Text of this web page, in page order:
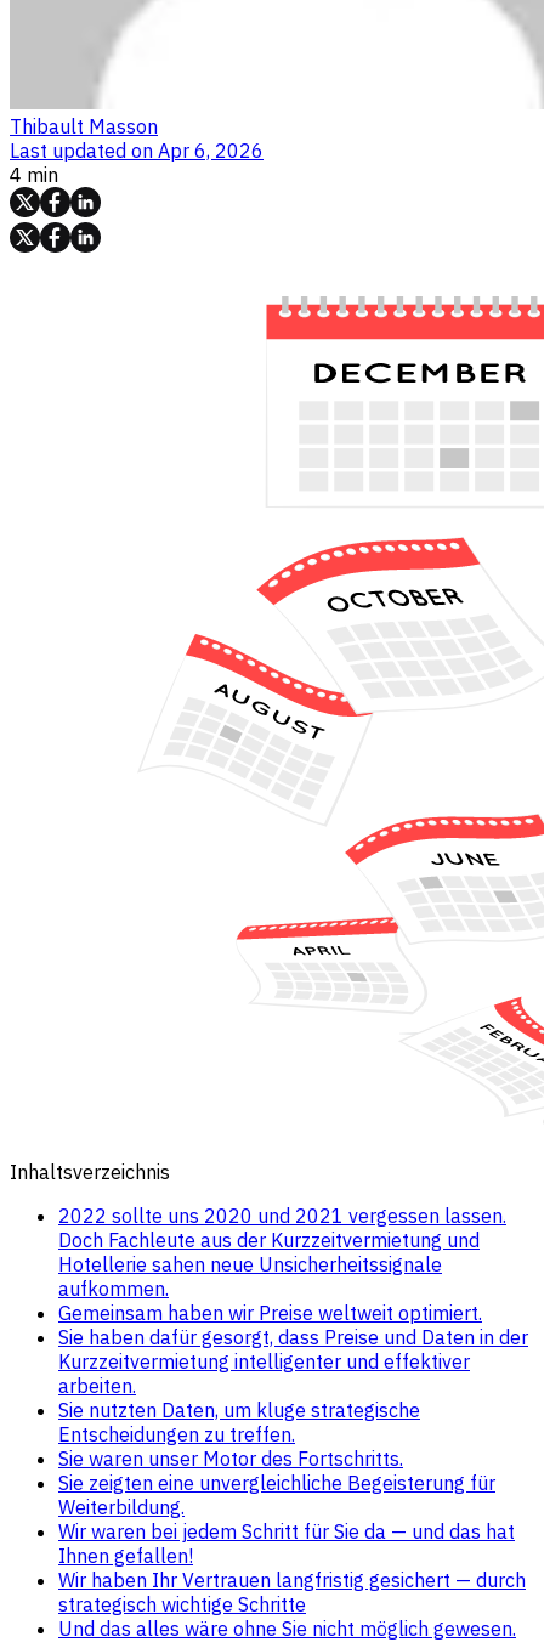
Thibault Masson
Last updated on Apr 6, 2026
4 min
Inhaltsverzeichnis
2022 sollte uns 2020 und 2021 vergessen lassen.
Doch Fachleute aus der Kurzzeitvermietung und
Hotellerie sahen neue Unsicherheitssignale
aufkommen.
Gemeinsam haben wir Preise weltweit optimiert.
Sie haben dafür gesorgt, dass Preise und Daten in der
Kurzzeitvermietung intelligenter und effektiver
arbeiten.
Sie nutzten Daten, um kluge strategische
Entscheidungen zu treffen.
Sie waren unser Motor des Fortschritts.
Sie zeigten eine unvergleichliche Begeisterung für
Weiterbildung.
Wir waren bei jedem Schritt für Sie da — und das hat
Ihnen gefallen!
Wir haben Ihr Vertrauen langfristig gesichert — durch
strategisch wichtige Schritte
Und das alles wäre ohne Sie nicht möglich gewesen.